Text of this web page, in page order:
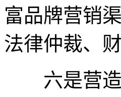
富品牌营销
法律仲裁、
六是营造